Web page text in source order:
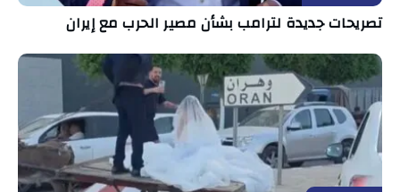
تصريحات جديدة لترامب بشأن مصير الحرب مع إيران